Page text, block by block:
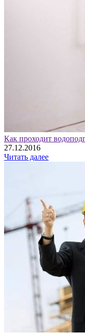
Как проходит
27.12.2016
Читать далее